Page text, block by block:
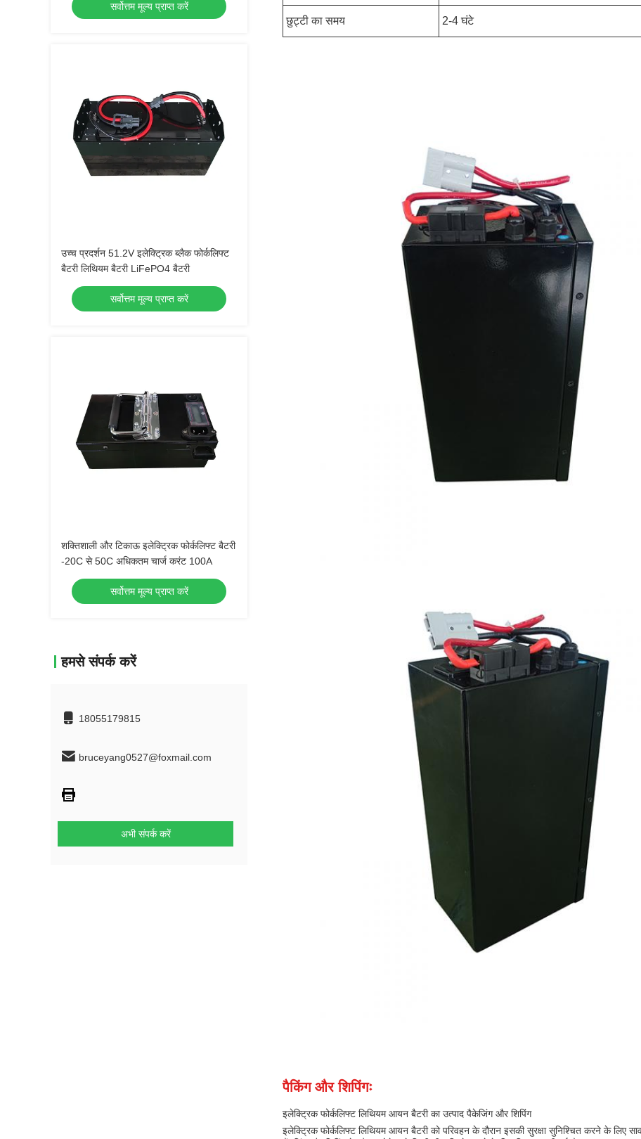
सर्वोत्तम मूल्य प्राप्त करें
उच्च प्रदर्शन 51.2V इलेक्ट्रिक ब्लैक फोर्कलिफ्ट
बैटरी लिथियम बैटरी LiFePO4 बैटरी
सर्वोत्तम मूल्य प्राप्त करें
शक्तिशाली और टिकाऊ इलेक्ट्रिक फोर्कलिफ्ट बैटरी
-20C से 50C अधिकतम चार्ज करंट 100A
सर्वोत्तम मूल्य प्राप्त करें
हमसे संपर्क करें
18055179815
bruceyang0527@foxmail.com
अभी संपर्क करें
छुट्टी का समय 2-4 घंटे
पैकिंग और शिपिंगः
इलेक्ट्रिक फोर्कलिफ्ट लिथियम आयन बैटरी का उत्पाद पैकेजिंग और शिपिंग
इलेक्ट्रिक फोर्कलिफ्ट लिथियम आयन बैटरी को परिवहन के दौरान इसकी सुरक्षा सुनिश्चित करने के लिए